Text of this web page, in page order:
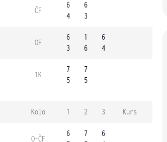
ČF
6
4
6
3
OF
6
3
1
6
6
4
1K
7
5
7
5
Kolo 1 2 3 Kurs
Q-ČF
6
7
6